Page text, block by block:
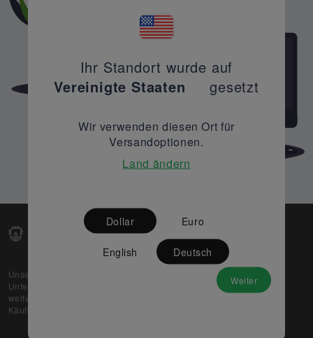
Unsere Web-Plattform unterstützt OEM- und EMS-
Unternehmen dabei, ihre überschüssigen Lagerbestände
weltweit zu verkaufen und gleichzeitig den potenziellen
Käufern beste Preise und Qualität zu bieten.
Partner
Ihr Standort wurde auf
Vereinigte Staaten
gesetzt
Wir verwenden diesen Ort für
Versandoptionen.
Land ändern
Dollar Euro
English Deutsch
Weiter